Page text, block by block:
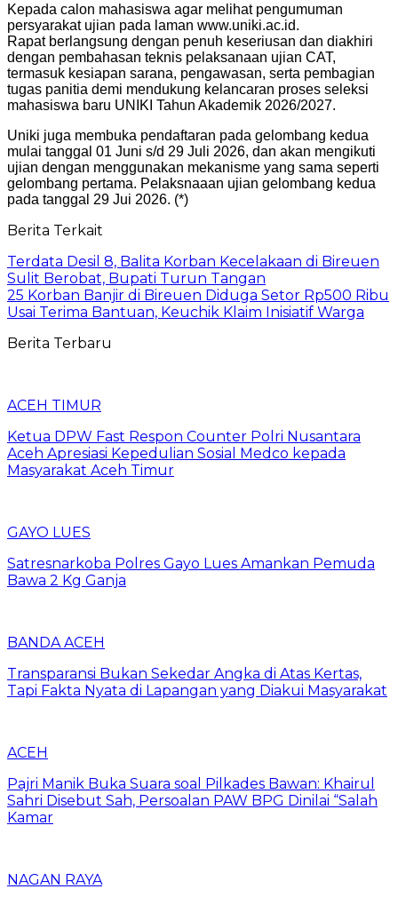
Kepada calon mahasiswa agar melihat pengumuman
persyarakat ujian pada laman www.uniki.ac.id.
Rapat berlangsung dengan penuh keseriusan dan diakhiri
dengan pembahasan teknis pelaksanaan ujian CAT,
termasuk kesiapan sarana, pengawasan, serta pembagian
tugas panitia demi mendukung kelancaran proses seleksi
mahasiswa baru UNIKI Tahun Akademik 2026/2027.
Uniki juga membuka pendaftaran pada gelombang kedua
mulai tanggal 01 Juni s/d 29 Juli 2026, dan akan mengikuti
ujian dengan menggunakan mekanisme yang sama seperti
gelombang pertama. Pelaksnaaan ujian gelombang kedua
pada tanggal 29 Jui 2026. (*)
Berita Terkait
Terdata Desil 8, Balita Korban Kecelakaan di Bireuen
Sulit Berobat, Bupati Turun Tangan
25 Korban Banjir di Bireuen Diduga Setor Rp500 Ribu
Usai Terima Bantuan, Keuchik Klaim Inisiatif Warga
Berita Terbaru
ACEH TIMUR
Ketua DPW Fast Respon Counter Polri Nusantara
Aceh Apresiasi Kepedulian Sosial Medco kepada
Masyarakat Aceh Timur
GAYO LUES
Satresnarkoba Polres Gayo Lues Amankan Pemuda
Bawa 2 Kg Ganja
BANDA ACEH
Transparansi Bukan Sekedar Angka di Atas Kertas,
Tapi Fakta Nyata di Lapangan yang Diakui Masyarakat
ACEH
Pajri Manik Buka Suara soal Pilkades Bawan: Khairul
Sahri Disebut Sah, Persoalan PAW BPG Dinilai “Salah
Kamar
NAGAN RAYA